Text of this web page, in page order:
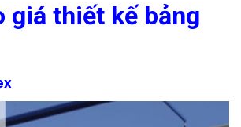
giá thiết kế bảng